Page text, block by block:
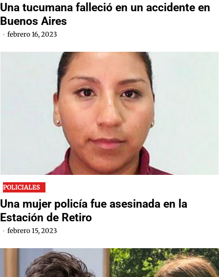
Una tucumana falleció en un accidente en
Buenos Aires
febrero 16, 2023
POLICIALES
Una mujer policía fue asesinada en la
Estación de Retiro
febrero 15, 2023